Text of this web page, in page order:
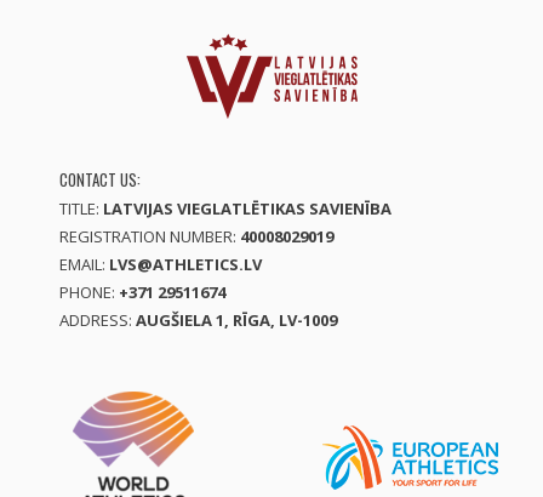
CONTACT US:
TITLE: LATVIJAS VIEGLATLĒTIKAS SAVIENĪBA
REGISTRATION NUMBER: 40008029019
EMAIL: LVS@ATHLETICS.LV
PHONE: +371 29511674
ADDRESS: AUGŠIELA 1, RĪGA, LV-1009